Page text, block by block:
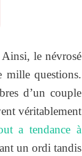
le névrosé
mille questions.
d’un couple
véritablement
a tendance à
un ordi tandis